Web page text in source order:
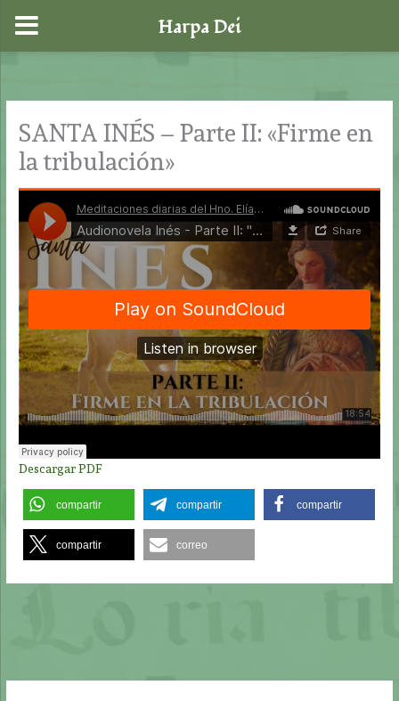
contenido
SANTA INÉS – Parte II: «Firme en
la tribulación»
Descargar PDF
compartir compartir compartir
compartir correo
Harpa Dei